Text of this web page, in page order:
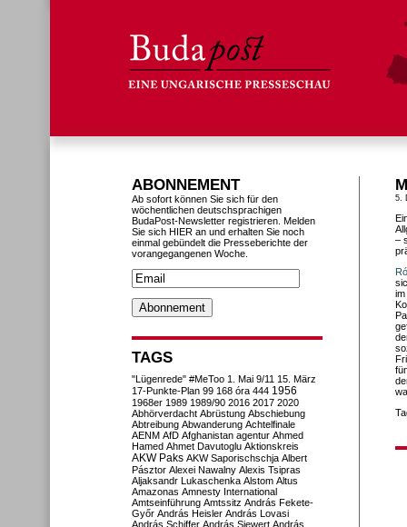
5.
–
ABONNEMENT
Ab sofort können Sie sich für den
wöchentlichen deutschsprachigen
BudaPost-Newsletter registrieren. Melden
Sie sich HIER an und erhalten Sie noch
einmal gebündelt die Presseberichte der
vorangegangenen Woche.
TAGS
"Lügenrede" #MeToo 1. Mai 9/11 15. März
17-Punkte-Plan 99 168 óra 444 1956
1968er 1989 1989/90 2016 2017 2020
Abhörverdacht Abrüstung Abschiebung
Abtreibung Abwanderung Achtelfinale
AENM AfD Afghanistan agentur Ahmed
Hamed Ahmet Davutoglu Aktionskreis
AKW Paks AKW Saporischschja Albert
Pásztor Alexei Nawalny Alexis Tsipras
Aljaksandr Lukaschenka Alstom Altus
Amazonas Amnesty International
Amtseinführung Amtssitz András Fekete-
Győr András Heisler András Lovasi
András Schiffer András Siewert András